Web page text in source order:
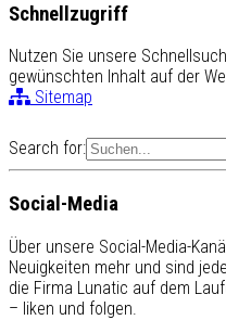
Schnellzugriff
Nutzen Sie unsere
gewünschten Inhalt auf der
Sitemap
Search for:
Social-Media
Über unsere Social-Media-
Neuigkeiten mehr und sind
die Firma Lunatic auf dem
– liken und folgen.